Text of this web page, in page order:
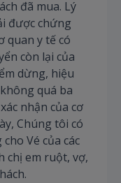
đã mua. Lý
được chứng
quan y tế có
còn lại của
dừng, hiệu
quá ba
nhận của cơ
Chúng tôi có
Vé của các
chị em ruột, vợ,